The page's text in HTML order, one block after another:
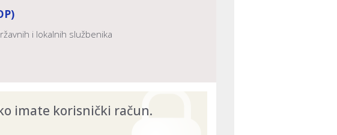
i lokalnih službenika
imate korisnički račun.